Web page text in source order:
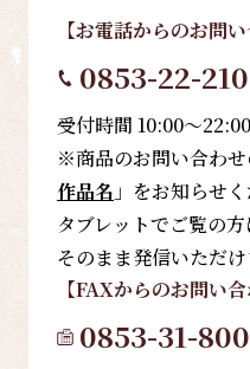
【お電話からのお問
0853-22-
受付時間 10:00～22:00
※商品のお問い合わ
作品名 」をお知らせ
タブレットでご覧の
そのまま発信いただけ
【FAXからのお問い
0853-31-